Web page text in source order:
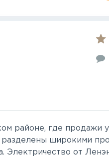
районе, где продажи
разделены широкими
Электричество от